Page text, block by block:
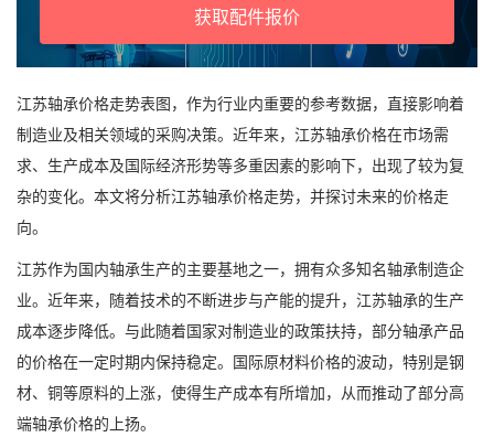
获取配件报价
江苏轴承价格走势表图，作为行业内重要的参考数据，直接影响着
制造业及相关领域的采购决策。近年来，江苏轴承价格在市场需
求、生产成本及国际经济形势等多重因素的影响下，出现了较为复
杂的变化。本文将分析江苏轴承价格走势，并探讨未来的价格走
向。
江苏作为国内轴承生产的主要基地之一，拥有众多知名轴承制造企
业。近年来，随着技术的不断进步与产能的提升，江苏轴承的生产
成本逐步降低。与此随着国家对制造业的政策扶持，部分轴承产品
的价格在一定时期内保持稳定。国际原材料价格的波动，特别是钢
材、铜等原料的上涨，使得生产成本有所增加，从而推动了部分高
端轴承价格的上扬。